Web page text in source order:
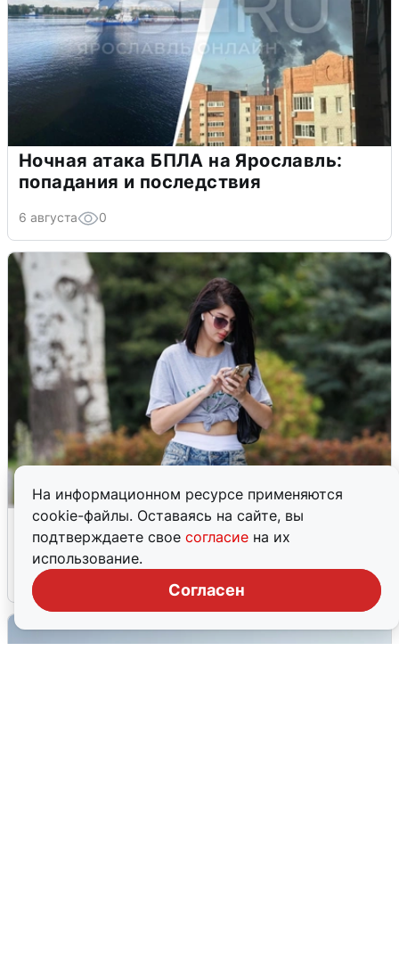
На информационном ресурсе применяются
cookie-файлы. Оставаясь на сайте, вы
подтверждаете свое согласие на их
использование.
Согласен
Ночная атака БПЛА на Ярославль:
попадания и последствия
6 августа 0
Волгоградцы остались без
мобильного интернета
6 августа